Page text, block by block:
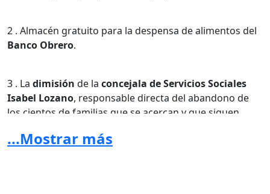
2 . Almacén gratuito para la despensa de alimentos del
Banco Obrero.
3 . La dimisión de la concejala de Servicios Sociales
Isabel Lozano, responsable directa del abandono de
los cientos de familias que se acercan y que siguen
...Mostrar más